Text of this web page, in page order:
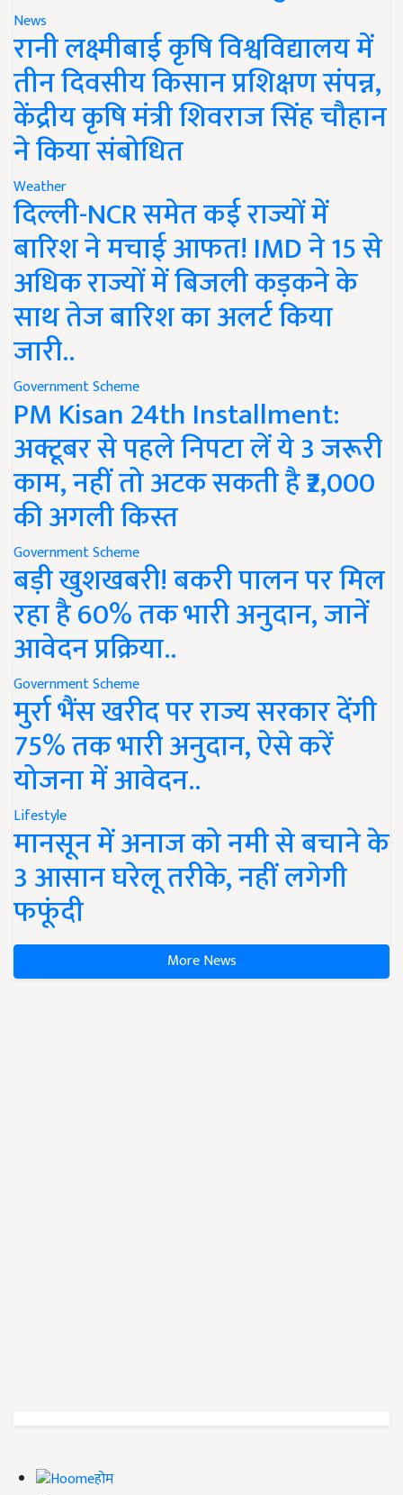
News
रानी लक्ष्मीबाई कृषि विश्वविद्यालय में
तीन दिवसीय किसान प्रशिक्षण संपन्न,
केंद्रीय कृषि मंत्री शिवराज सिंह चौहान
ने किया संबोधित
Weather
दिल्ली-NCR समेत कई राज्यों में
बारिश ने मचाई आफत! IMD ने 15 से
अधिक राज्यों में बिजली कड़कने के
साथ तेज बारिश का अलर्ट किया
जारी..
Government Scheme
PM Kisan 24th Installment:
अक्टूबर से पहले निपटा लें ये 3 जरूरी
काम, नहीं तो अटक सकती है ₹2,000
की अगली किस्त
Government Scheme
बड़ी खुशखबरी! बकरी पालन पर मिल
रहा है 60% तक भारी अनुदान, जानें
आवेदन प्रक्रिया..
Government Scheme
मुर्रा भैंस खरीद पर राज्य सरकार देंगी
75% तक भारी अनुदान, ऐसे करें
योजना में आवेदन..
Lifestyle
मानसून में अनाज को नमी से बचाने के
3 आसान घरेलू तरीके, नहीं लगेगी
फफूंदी
More News
होम